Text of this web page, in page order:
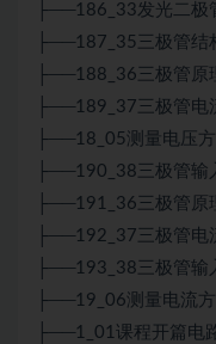
├──186_33发光二极
├──187_35三极管结
├──188_36三极管原
├──189_37三极管电
├──18_05测量电压
├──190_38三极管输
├──191_36三极管原
├──192_37三极管电
├──193_38三极管输
├──19_06测量电流
├──1_01课程开篇电